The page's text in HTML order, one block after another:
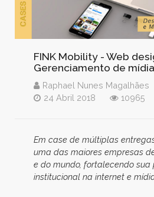
FINK Mobility - Web
Gerenciamento de
Raphael Nunes Magalhães
24 Abril 2018
10965
Em case de múltiplas
uma das maiores empresas
e do mundo, fortalecendo sua
institucional na internet e